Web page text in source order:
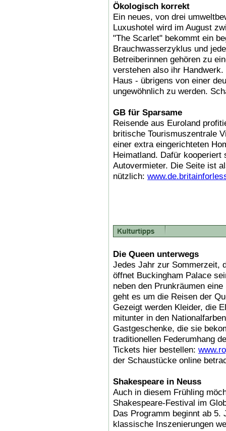
Ökologisch korrekt
Ein neues, von drei
Luxushotel wird im August
"The Scarlet" bekommt ein
Brauchwasserzyklus und
Betreiberinnen gehören zu
verstehen also ihr
Haus - übrigens von einer
ungewöhnlich zu werden.
GB für Sparsame
Reisende aus Euroland
britische Tourismuszentrale
einer extra eingerichteten
Heimatland. Dafür
Autovermieter. Die Seite ist
nützlich:
Die Queen unterwegs
Jedes Jahr zur Sommerzeit,
öffnet Buckingham Palace
neben den Prunkräumen
geht es um die Reisen der
Gezeigt werden Kleider, die
mitunter in den
Gastgeschenke, die sie
traditionellen Federumhang
Tickets hier bestellen:
der Schaustücke online
Shakespeare in Neuss
Auch in diesem Frühling
Shakespeare-Festival im
Das Programm beginnt ab
klassische Inszenierungen